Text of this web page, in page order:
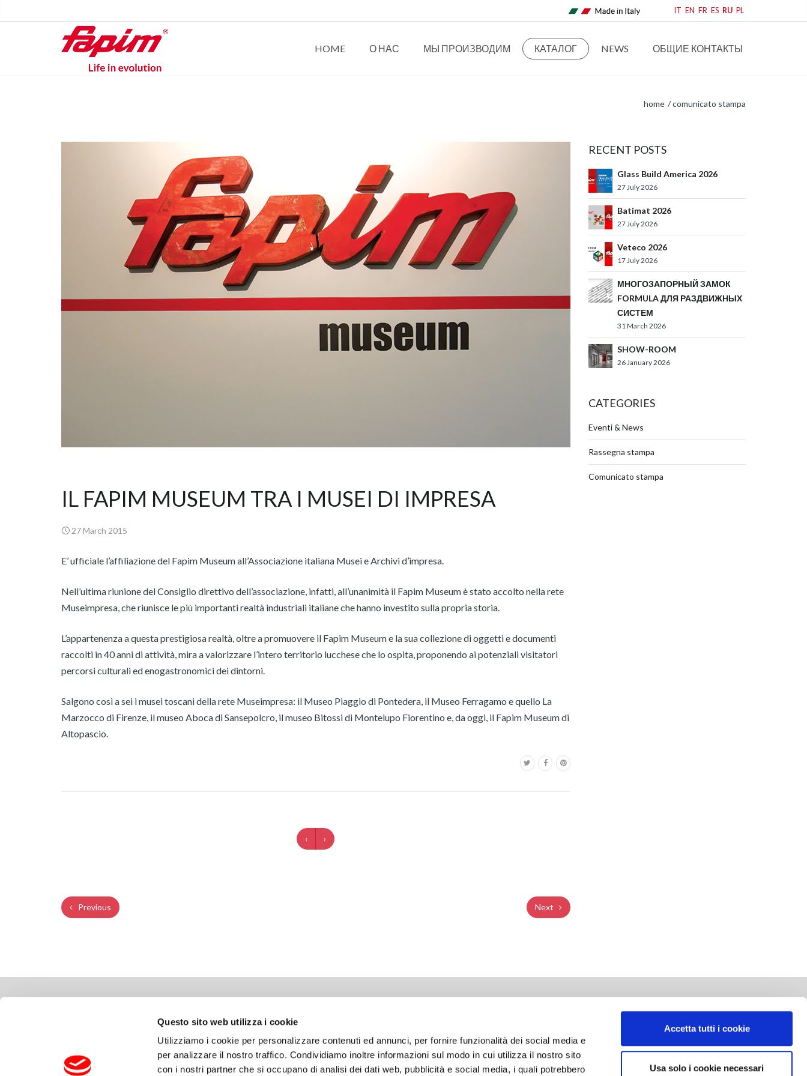
Questo sito web utilizza i cookie
Utilizziamo i cookie per personalizzare contenuti ed annunci, per fornire funzionalità dei social media e
per analizzare il nostro traffico. Condividiamo inoltre informazioni sul modo in cui utilizza il nostro sito
con i nostri partner che si occupano di analisi dei dati web, pubblicità e social media, i quali potrebbero
Accetta tutti i cookie
Usa solo i cookie necessari
IT EN FR ES RU PL
HOME О НАС МЫ ПРОИЗВОДИМ КАТАЛОГ NEWS ОБЩИЕ КОНТАКТЫ
home comunicato stampa
IL FAPIM MUSEUM TRA I MUSEI DI IMPRESA
27 March 2015
E’ ufficiale l’affiliazione del Fapim Museum all’Associazione italiana Musei e Archivi d’impresa.
Nell’ultima riunione del Consiglio direttivo dell’associazione, infatti, all’unanimità il Fapim Museum è stato accolto nella rete
Museimpresa, che riunisce le più importanti realtà industriali italiane che hanno investito sulla propria storia.
L’appartenenza a questa prestigiosa realtà, oltre a promuovere il Fapim Museum e la sua collezione di oggetti e documenti
raccolti in 40 anni di attività, mira a valorizzare l’intero territorio lucchese che lo ospita, proponendo ai potenziali visitatori
percorsi culturali ed enogastronomici dei dintorni.
Salgono così a sei i musei toscani della rete Museimpresa: il Museo Piaggio di Pontedera, il Museo Ferragamo e quello La
Marzocco di Firenze, il museo Aboca di Sansepolcro, il museo Bitossi di Montelupo Fiorentino e, da oggi, il Fapim Museum di
Altopascio.
‹ ›
Previous Next
RECENT POSTS
Glass Build America 2026
27 July 2026
Batimat 2026
27 July 2026
Veteco 2026
17 July 2026
МНОГОЗАПОРНЫЙ ЗАМОК
FORMULA ДЛЯ РАЗДВИЖНЫХ
СИСТЕМ
31 March 2026
SHOW-ROOM
26 January 2026
CATEGORIES
Eventi & News
Rassegna stampa
Comunicato stampa
55011 Altopascio – Lucca (IT)
T. +39 0583 2601 F. +39 0583 25291
политика конфиденциальности
Политика использования файлов cookie
Спонтанное применение
SOCIAL NETWORK